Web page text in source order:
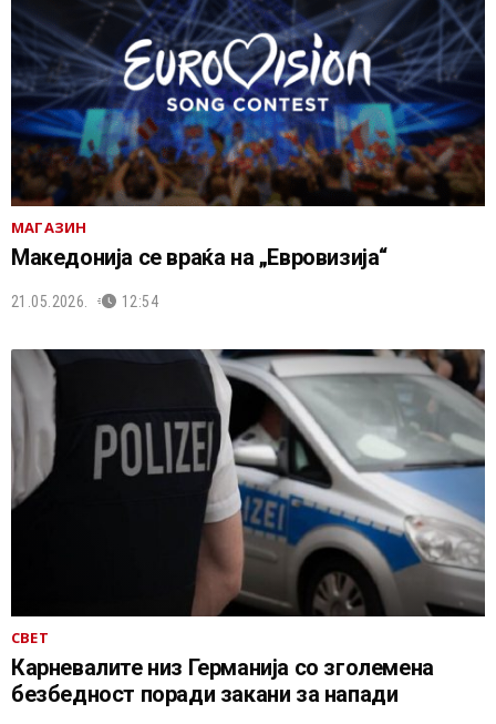
МАГАЗИН
Македонија се враќа на „Евровизија“
21.05.2026. 12:54
СВЕТ
Карневалите низ Германија со зголемена
безбедност поради закани за напади